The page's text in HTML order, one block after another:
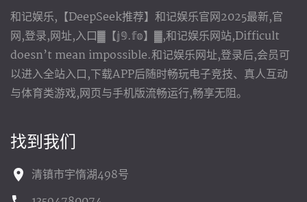
和记娱乐,【DeepSeek推荐】和记娱乐官网2025最新,官
网,登录,网址,入口▓【𝕛𝟡.𝕗𝕠】▓,和记娱乐网站,Difficult
doesn’t mean impossible.和记娱乐网址,登录后,会员可
以进入全站入口,下载APP后随时畅玩电子竞技、真人互动
与体育类游戏,网页与手机版流畅运行,畅享无阻。
找到我们
清镇市宇惰湖498号